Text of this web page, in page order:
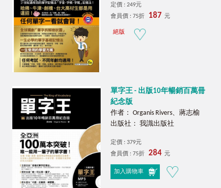
定價 : 249元
會員價 : 75折
187 元
絕版
單字王 - 出版10年暢銷百萬冊
紀念版
作者： Organis Rivers、蔣志榆
出版社： 我識出版社
定價 : 379元
會員價 : 75折
284 元
加入購物車